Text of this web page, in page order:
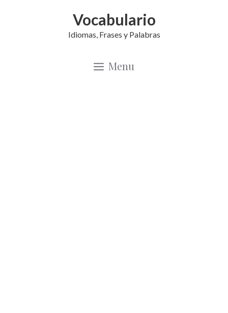
Vocabulario
Idiomas, Frases y Palabras
Menu